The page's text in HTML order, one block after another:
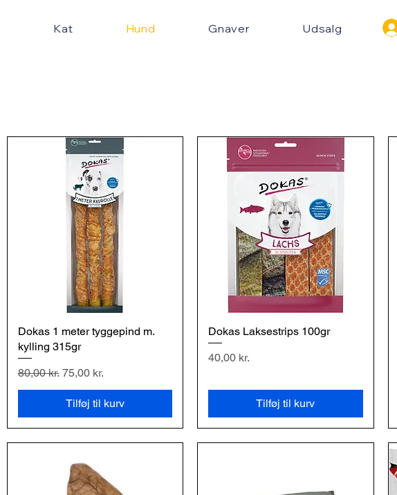
Kat Hund Gnaver Udsalg
Hurtigvisning
Dokas 1 meter tyggepind m.
kylling 315gr
Regulær pris
80,00 kr. Salgspris
75,00 kr.
Tilføj til kurv
Hurtigvisning
Dokas Laksestrips 100gr
Pris
40,00 kr.
Tilføj til kurv